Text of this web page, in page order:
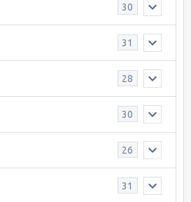
30
31
28
30
26
31